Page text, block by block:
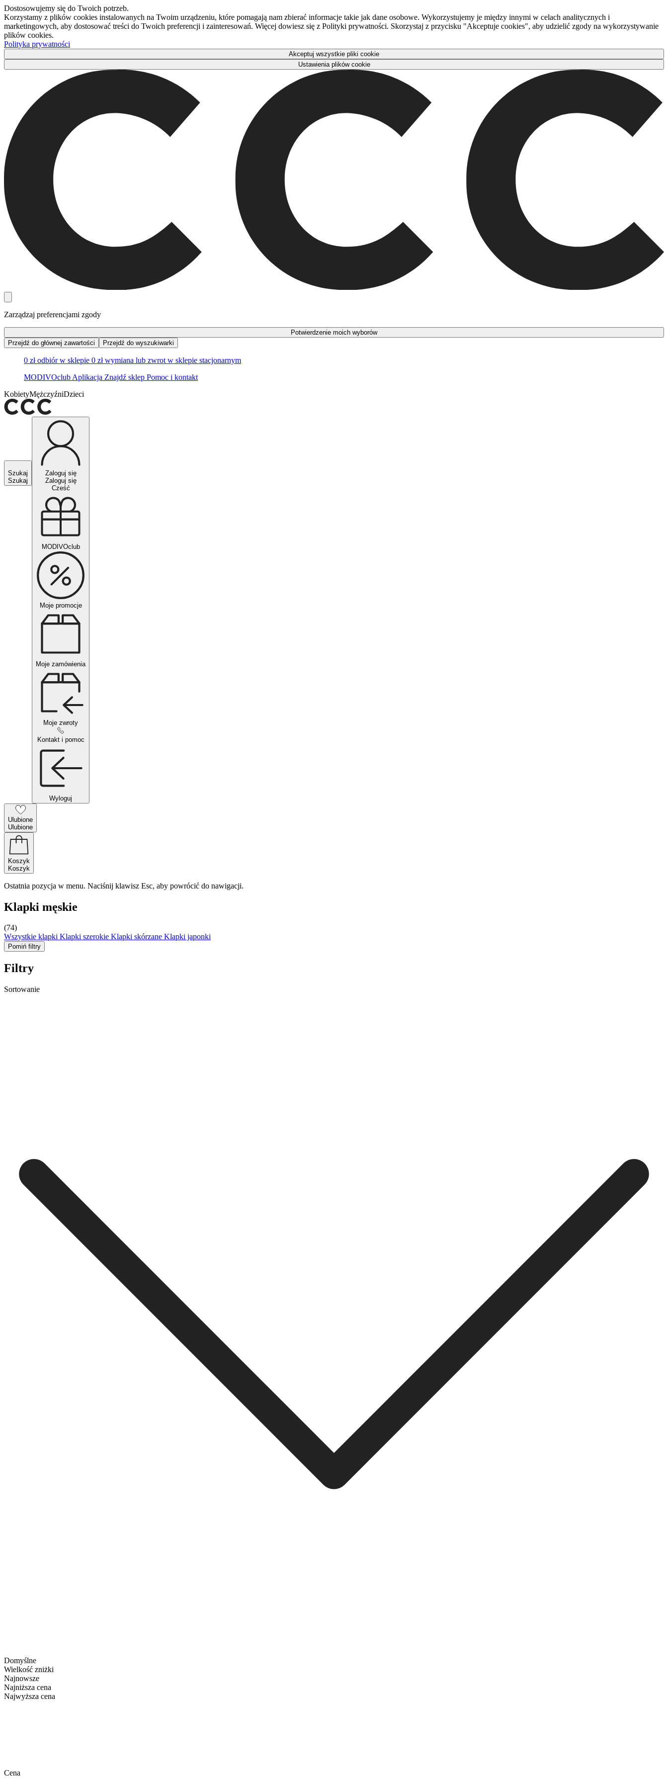
Dostosowujemy się do Twoich potrzeb.
Korzystamy z plików cookies instalowanych na Twoim urządzeniu, które pomagają nam zbierać informacje takie jak dane osobowe. Wykorzystujemy je między innymi w celach analitycznych i
marketingowych, aby dostosować treści do Twoich preferencji i zainteresowań. Więcej dowiesz się z Polityki prywatności. Skorzystaj z przycisku "Akceptuje cookies", aby udzielić zgody na wykorzystywanie
plików cookies.
Polityka prywatności
Akceptuj wszystkie pliki cookie
Ustawienia plików cookie
Zarządzaj preferencjami zgody
Potwierdzenie moich wyborów
Przejdź do głównej zawartości
Przejdź do wyszukiwarki
0 zł odbiór w sklepie 0 zł wymiana lub zwrot w sklepie stacjonarnym
MODIVOclub Aplikacja Znajdź sklep Pomoc i kontakt
KobietyMężczyźniDzieci
Szukaj
Szukaj
Zaloguj się
Zaloguj się
Cześć
MODIVOclub
Moje promocje
Moje zamówienia
Moje zwroty
Kontakt i pomoc
Wyloguj
Ulubione
Ulubione
Koszyk
Koszyk
Ostatnia pozycja w menu. Naciśnij klawisz Esc, aby powrócić do nawigacji.
Klapki męskie
(74)
Wszystkie klapki Klapki szerokie Klapki skórzane Klapki japonki
Pomiń filtry
Filtry
Sortowanie
Domyślne
Wielkość zniżki
Najnowsze
Najniższa cena
Najwyższa cena
Cena